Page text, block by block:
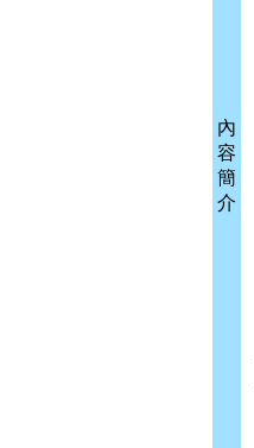
內
容
簡
介